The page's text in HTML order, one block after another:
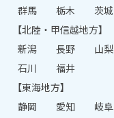
群馬
栃木
茨城
【北陸・甲信越地方】
新潟
長野 山梨
石川
福井
【東海地方】
静岡
愛知 岐阜